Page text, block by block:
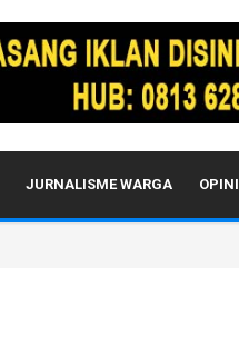
JURNALISME WARGA OPINI